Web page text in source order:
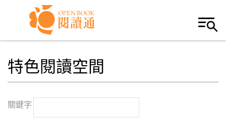
Skip to navigation
移至主內容
特色閱讀空間
關鍵字